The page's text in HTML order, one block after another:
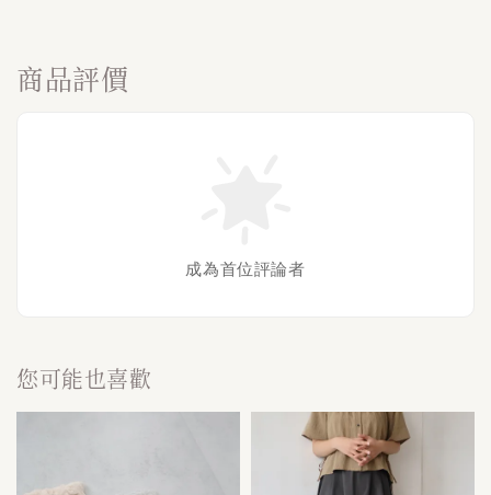
商品評價
成為首位評論者
您可能也喜歡